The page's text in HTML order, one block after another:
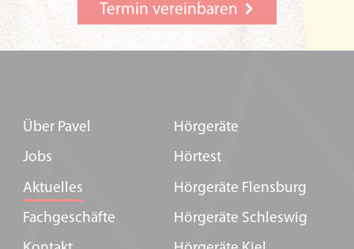
Termin vereinbaren
Über Pavel
Jobs
Aktuelles
Fachgeschäfte
Hörgeräte
Hörtest
Hörgeräte Flensburg
Hörgeräte Schleswig